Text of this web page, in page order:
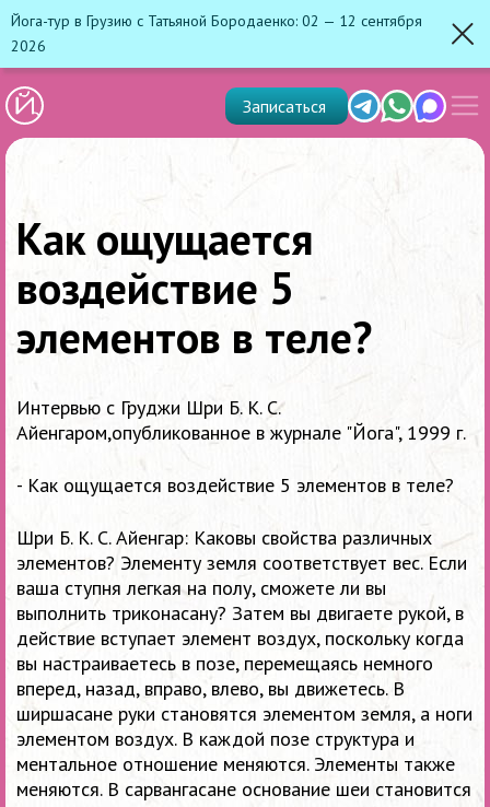
Йога-тур в Грузию с Татьяной Бородаенко: 02 — 12 сентября
2026
TelegramWhats'app
Max
Записаться
меню
Как ощущается
воздействие 5
элементов в теле?
Интервью с Груджи Шри Б. К. С.
Айенгаром,опубликованное в журнале "Йога", 1999 г.
- Как ощущается воздействие 5 элементов в теле?
Шри Б. К. С. Айенгар: Каковы свойства различных
элементов? Элементу земля соответствует вес. Если
ваша ступня легкая на полу, сможете ли вы
выполнить триконасану? Затем вы двигаете рукой, в
действие вступает элемент воздух, поскольку когда
вы настраиваетесь в позе, перемещаясь немного
вперед, назад, вправо, влево, вы движетесь. В
ширшасане руки становятся элементом земля, а ноги
элементом воздух. В каждой позе структура и
ментальное отношение меняются. Элементы также
меняются. В сарвангасане основание шеи становится